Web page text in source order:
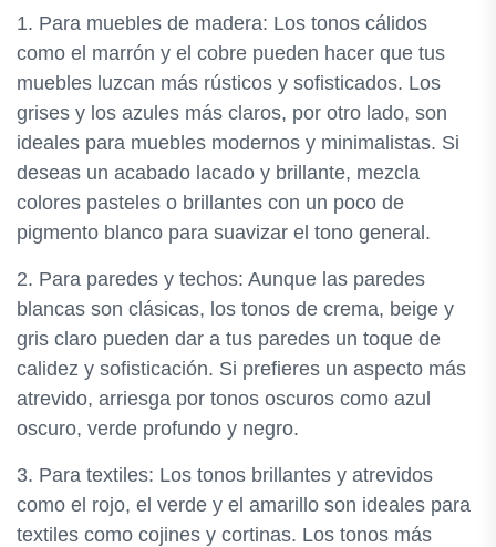
1. Para muebles de madera: Los tonos cálidos
como el marrón y el cobre pueden hacer que tus
muebles luzcan más rústicos y sofisticados. Los
grises y los azules más claros, por otro lado, son
ideales para muebles modernos y minimalistas. Si
deseas un acabado lacado y brillante, mezcla
colores pasteles o brillantes con un poco de
pigmento blanco para suavizar el tono general.
2. Para paredes y techos: Aunque las paredes
blancas son clásicas, los tonos de crema, beige y
gris claro pueden dar a tus paredes un toque de
calidez y sofisticación. Si prefieres un aspecto más
atrevido, arriesga por tonos oscuros como azul
oscuro, verde profundo y negro.
3. Para textiles: Los tonos brillantes y atrevidos
como el rojo, el verde y el amarillo son ideales para
textiles como cojines y cortinas. Los tonos más